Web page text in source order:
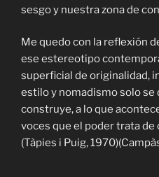
sesgo y nuestra zona de
Me quedo con la reflexión
ese estereotipo
superficial de originalidad,
estilo y nomadismo solo se
construye, a lo que
voces que el poder trata
(Tàpies i Puig,